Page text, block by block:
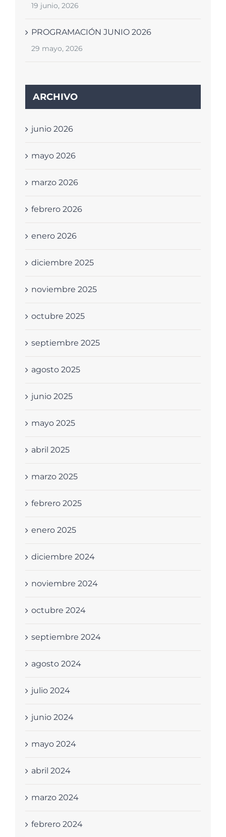
19 junio, 2026
PROGRAMACIÓN JUNIO 2026
29 mayo, 2026
ARCHIVO
junio 2026
mayo 2026
marzo 2026
febrero 2026
enero 2026
diciembre 2025
noviembre 2025
octubre 2025
septiembre 2025
agosto 2025
junio 2025
mayo 2025
abril 2025
marzo 2025
febrero 2025
enero 2025
diciembre 2024
noviembre 2024
octubre 2024
septiembre 2024
agosto 2024
julio 2024
junio 2024
mayo 2024
abril 2024
marzo 2024
febrero 2024